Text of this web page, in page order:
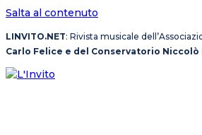
Salta al contenuto
LINVITO.NET: Rivista musicale
Carlo Felice e del Conservatorio Niccolò